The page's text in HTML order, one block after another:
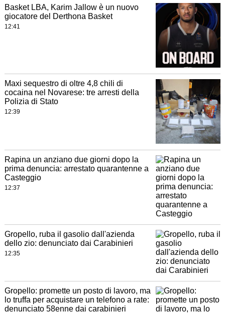
Basket LBA, Karim Jallow è un nuovo
giocatore del Derthona Basket
12:41
Maxi sequestro di oltre 4,8 chili di
cocaina nel Novarese: tre arresti della
Polizia di Stato
12:39
Rapina un anziano due giorni dopo la
prima denuncia: arrestato quarantenne a
Casteggio
12:37
Gropello, ruba il gasolio dall'azienda
dello zio: denunciato dai Carabinieri
12:35
Gropello: promette un posto di lavoro, ma
lo truffa per acquistare un telefono a rate:
denunciato 58enne dai carabinieri